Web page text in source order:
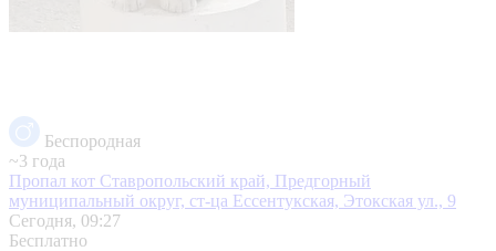
Беспородная
~3 года
Пропал кот Ставропольский край, Предгорный
муниципальный округ, ст-ца Ессентукская, Этокская ул., 9
Сегодня, 09:27
Бесплатно